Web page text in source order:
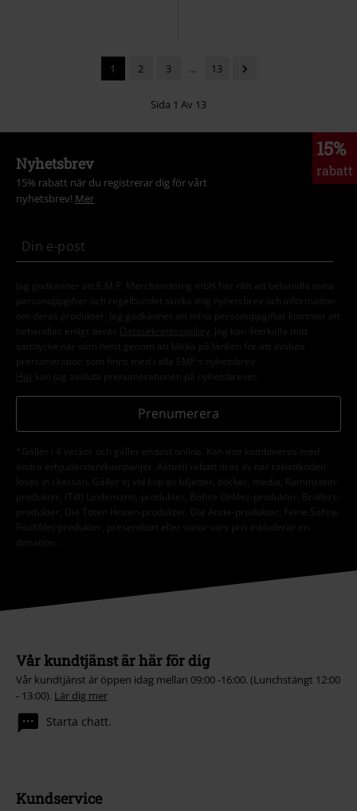
1 2 3 ... 13
Sida 1 Av 13
15%
rabatt
Nyhetsbrev
15% rabatt när du registrerar dig för vårt
nyhetsbrev! Mer
Jag godkänner att E.M.P. Merchandising mbH har rätt att behandla mina
personuppgifter och regelbundet skicka mig nyhetsbrev och information
om deras produkter. Jag godkänner att mina personuppgifter kommer att
behandlas enligt deras
Datasekretesspolicy
. Jag kan återkalla mitt
samtycke när som helst genom att klicka på länken för att avsluta
prenumeration som finns med i alla EMP:s nyhetsbrev.
Här kan jag avsluta prenumerationen på nyhetsbrevet.
Prenumerera
*Gäller i 4 veckor och gäller endast online. Kan inte kombineras med
andra erbjudanden/kampanjer. Aktuell rabatt dras av när rabattkoden
löses in i kassan. Gäller ej vid köp av biljetter, böcker, media, Rammstein-
produkter, (Till) Lindemann,-produkter, Böhse Onklez-produkter, Broilers-
produkter, Die Toten Hosen-produkter, Die Ärzte-produkter, Feine Sahne
Fischfilet-produkter, presentkort eller varor vars pris inkluderar en
donation.
Vår kundtjänst är här för dig
Vår kundtjänst är öppen idag mellan 09:00 -16:00. (Lunchstängt 12:00
- 13:00). Lär dig mer
Starta chatt.
Kundservice